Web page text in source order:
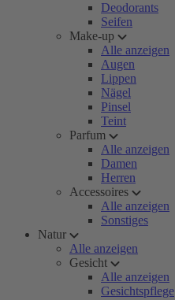
Deodorants
Seifen
Make-up
Alle anzeigen
Augen
Lippen
Nägel
Pinsel
Teint
Parfum
Alle anzeigen
Damen
Herren
Accessoires
Alle anzeigen
Sonstiges
Natur
Alle anzeigen
Gesicht
Alle anzeigen
Gesichtspflege